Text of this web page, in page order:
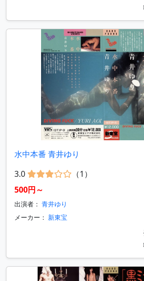
水中本番 青井ゆり
3.0
（1）
500円～
出演者： 青井ゆり
メーカー： 新東宝